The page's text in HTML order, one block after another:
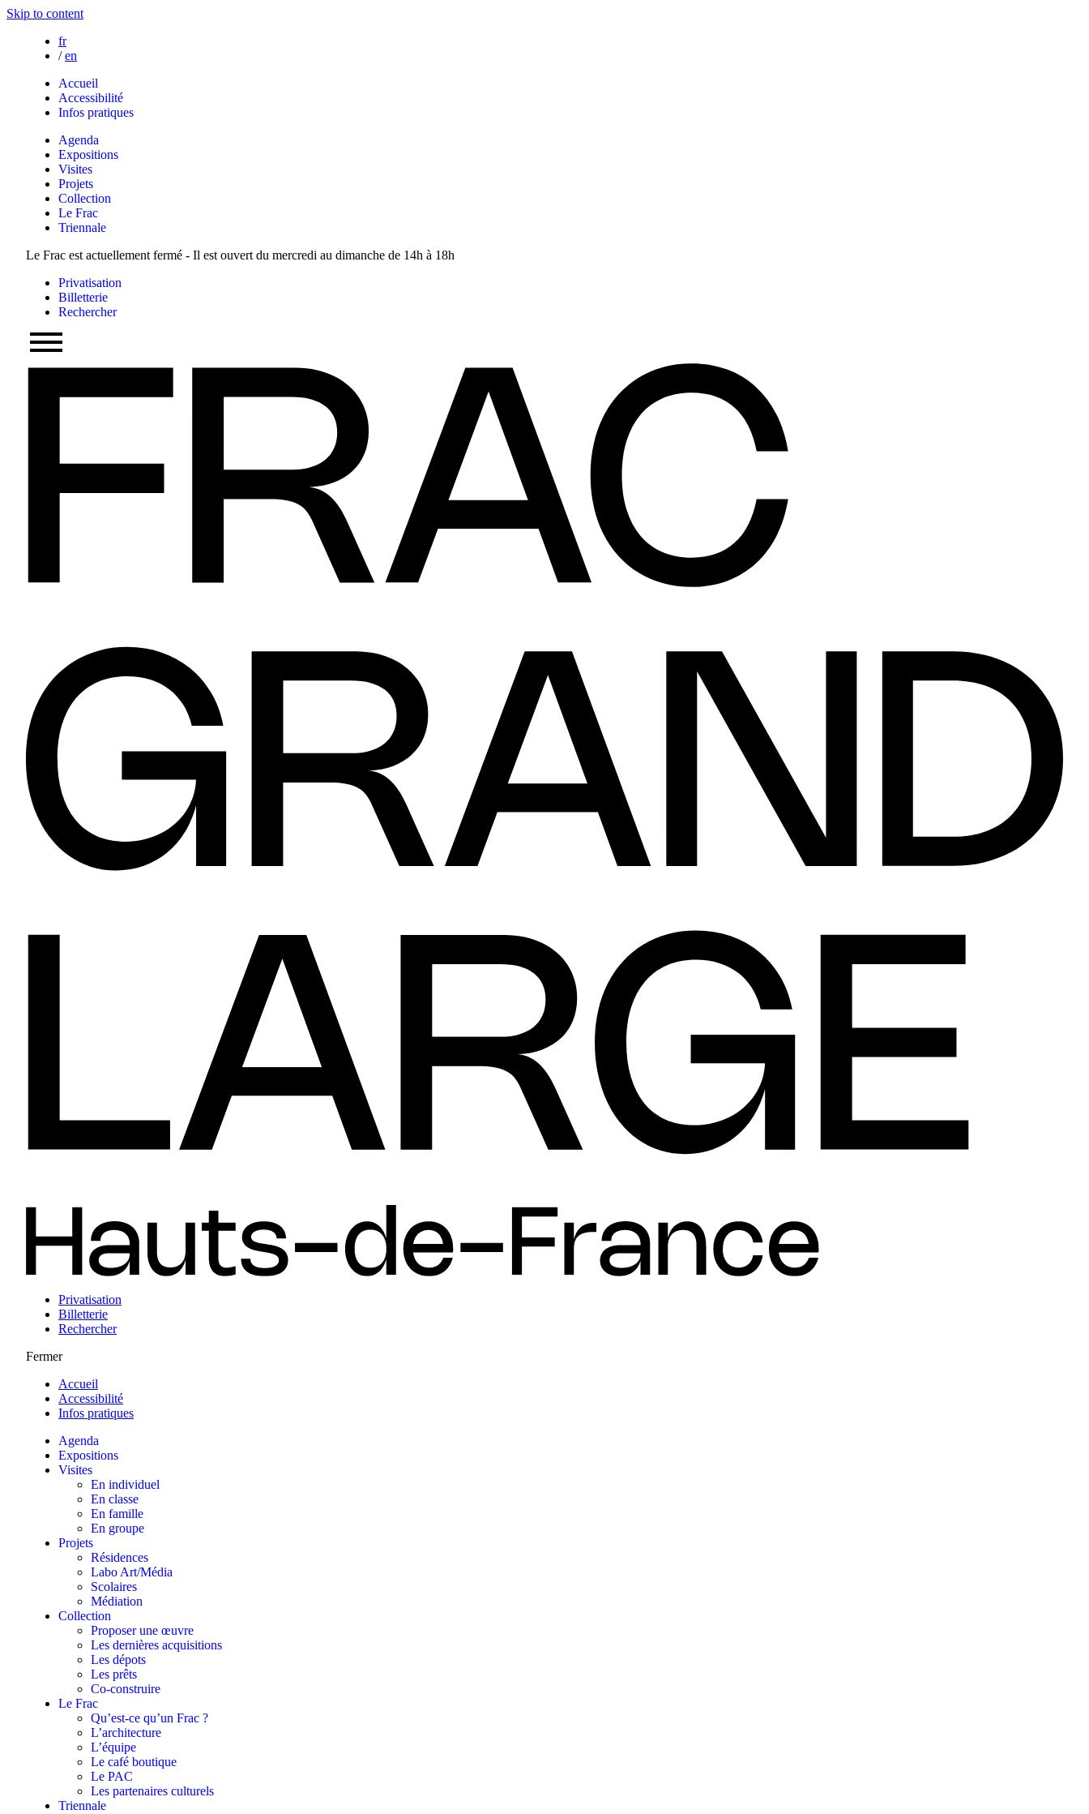
Skip to content
fr
/ en
Accueil
Accessibilité
Infos pratiques
Agenda
Expositions
Visites
Projets
Collection
Le Frac
Triennale
Le Frac est actuellement fermé - Il est ouvert du mercredi au dimanche de 14h à 18h
Privatisation
Billetterie
Rechercher
Privatisation
Billetterie
Rechercher
Fermer
Accueil
Accessibilité
Infos pratiques
Agenda
Expositions
Visites
En individuel
En classe
En famille
En groupe
Projets
Résidences
Labo Art/Média
Scolaires
Médiation
Collection
Proposer une œuvre
Les dernières acquisitions
Les dépots
Les prêts
Co-construire
Le Frac
Qu’est-ce qu’un Frac ?
L’architecture
L’équipe
Le café boutique
Le PAC
Les partenaires culturels
Triennale